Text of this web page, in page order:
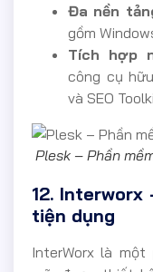
Đa nền
gồm
Tích hợp
công cụ
và SEO
Plesk – Phần
12. Interworx
tiện dụng
InterWorx là một